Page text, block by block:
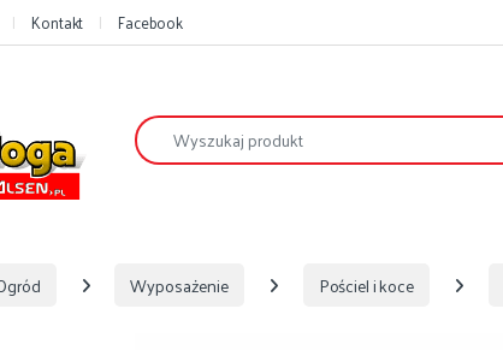
Kontakt Facebook
Szukaj:
Wyposażenie Pościel i koce